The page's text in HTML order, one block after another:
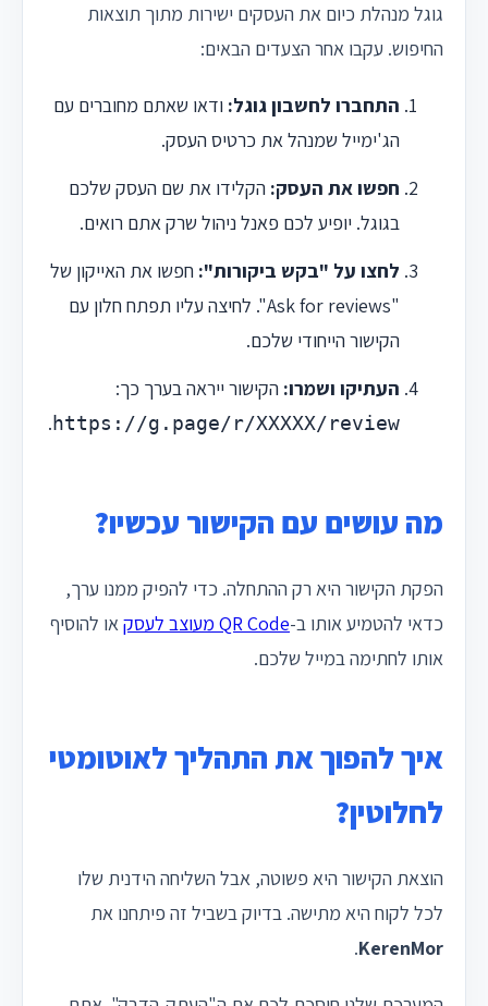
גוגל מנהלת כיום את העסקים ישירות מתוך תוצאות
החיפוש. עקבו אחר הצעדים הבאים:
התחברו לחשבון גוגל: ודאו שאתם מחוברים עם
הג'ימייל שמנהל את כרטיס העסק.
חפשו את העסק: הקלידו את שם העסק שלכם
בגוגל. יופיע לכם פאנל ניהול שרק אתם רואים.
לחצו על "בקש ביקורות": חפשו את האייקון של
"Ask for reviews". לחיצה עליו תפתח חלון עם
הקישור הייחודי שלכם.
העתיקו ושמרו: הקישור ייראה בערך כך:
https://g.page/r/XXXXX/review
.
מה עושים עם הקישור עכשיו?
הפקת הקישור היא רק ההתחלה. כדי להפיק ממנו ערך,
כדאי להטמיע אותו ב-QR Code מעוצב לעסק
או להוסיף
אותו לחתימה במייל שלכם.
איך להפוך את התהליך לאוטומטי
לחלוטין?
הוצאת הקישור היא פשוטה, אבל השליחה הידנית שלו
לכל לקוח היא מתישה. בדיוק בשביל זה פיתחנו את
KerenMor
.